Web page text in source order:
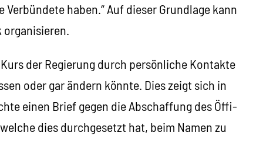
haben.“ Auf dieser Grundlage kann
der Regierung durch persönliche Kontakte
oder gar ändern könnte. Dies zeigt sich in
einen Brief gegen die Abschaffung des Öffi-
dies durchgesetzt hat, beim Namen zu